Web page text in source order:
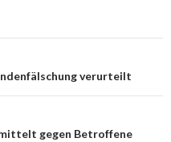
verurteilt
gegen Betroffene